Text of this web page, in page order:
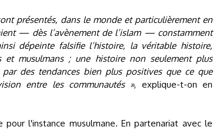
présentés, dans le monde et particulièrement en
— dès l’avènement de l’islam — constamment
dépeinte falsifie l’histoire, la véritable histoire,
et musulmans ; une histoire non seulement plus
des tendances bien plus positives que ce que
entre les communautés », explique-t-on en
l'instance musulmane. En partenariat avec le